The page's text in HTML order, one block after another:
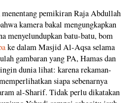
pemikiran Raja Abdullah
kamera bakal mengungkapkan
menyelundupkan batu-batu, bom
ke dalam Masjid Al-Aqsa selama
gambaran yang PA, Hamas dan
dunia lihat: karena rekaman-
siapa sebenarnya
al-Sharif. Tidak perlu dikatakan